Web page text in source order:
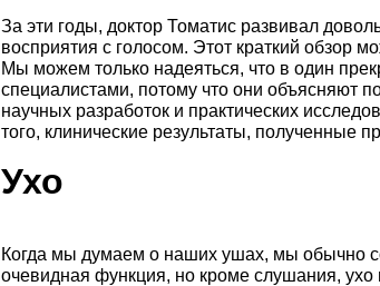
За эти годы, доктор Томатис развивал
восприятия с голосом. Этот краткий обзор
Мы можем только надеяться, что в один
специалистами, потому что они объясняют
научных разработок и практических
того, клинические результаты, полученные
Ухо
Когда мы думаем о наших ушах, мы обычно
очевидная функция, но кроме слушания,